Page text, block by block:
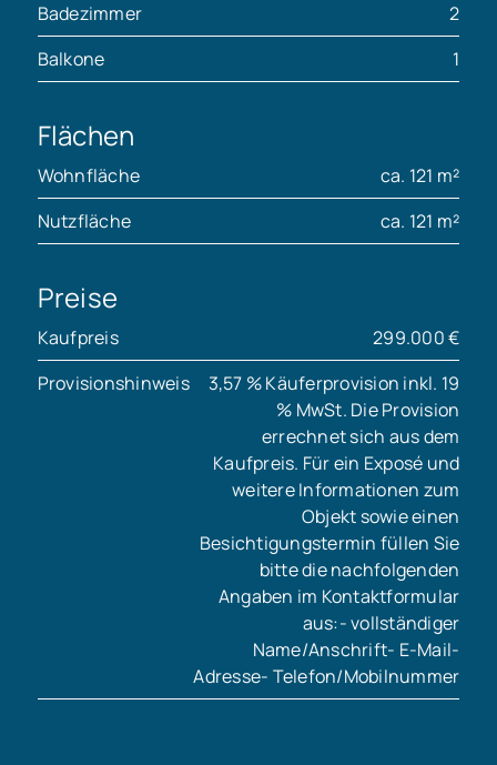
Badezimmer
2
Balkone
1
Flächen
Wohnfläche
ca. 121 m²
Nutzfläche
ca. 121 m²
Preise
Kaufpreis
299.000 €
Provisionshinweis
3,57 % Käuferprovision inkl. 19
% MwSt. Die Provision
errechnet sich aus dem
Kaufpreis. Für ein Exposé und
weitere Informationen zum
Objekt sowie einen
Besichtigungstermin füllen Sie
bitte die nachfolgenden
Angaben im Kontaktformular
aus:- vollständiger
Name/Anschrift- E-Mail-
Adresse- Telefon/Mobilnummer